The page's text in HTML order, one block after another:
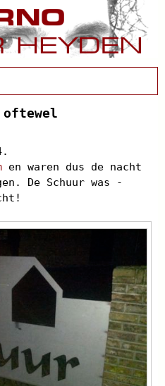
oftewel
en waren dus de nacht
De Schuur was -